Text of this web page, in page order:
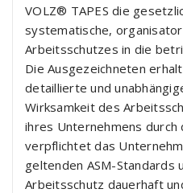
VOLZ® TAPES die
systematische,
Arbeitsschutzes in die
Die Ausgezeichneten
detaillierte und
Wirksamkeit des
ihres Unternehmens durch
verpflichtet das
geltenden ASM-Standards
Arbeitsschutz dauerhaft